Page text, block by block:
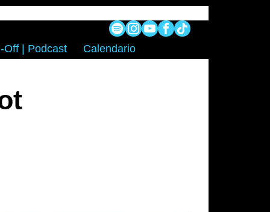
Off | Podcast Calendario